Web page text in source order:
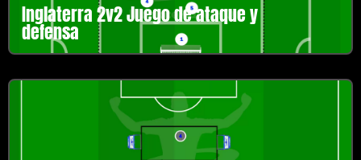
Inglaterra 2v2 Juego de ataque y
defensa